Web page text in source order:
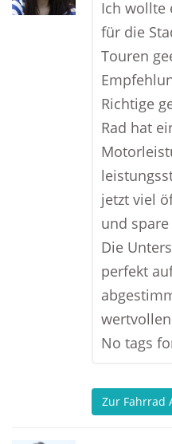
Ich wollte
für die
Touren
Richtige
Rad hat
jetzt viel
und
Die
perfekt
No tags
Zur Fahrrad